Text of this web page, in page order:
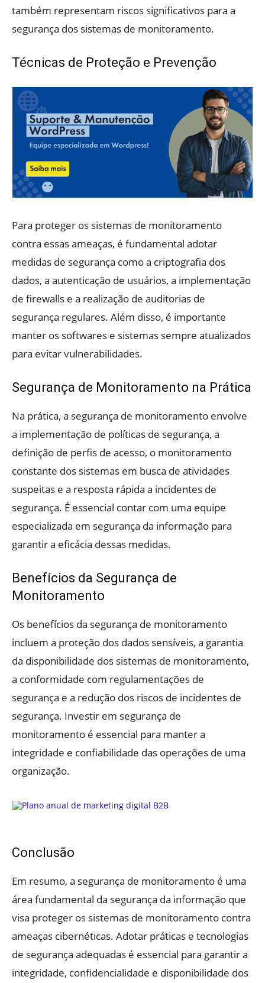
também representam riscos significativos para a
segurança dos sistemas de monitoramento.
Técnicas de Proteção e Prevenção
Para proteger os sistemas de monitoramento
contra essas ameaças, é fundamental adotar
medidas de segurança como a criptografia dos
dados, a autenticação de usuários, a implementação
de firewalls e a realização de auditorias de
segurança regulares. Além disso, é importante
manter os softwares e sistemas sempre atualizados
para evitar vulnerabilidades.
Segurança de Monitoramento na Prática
Na prática, a segurança de monitoramento envolve
a implementação de políticas de segurança, a
definição de perfis de acesso, o monitoramento
constante dos sistemas em busca de atividades
suspeitas e a resposta rápida a incidentes de
segurança. É essencial contar com uma equipe
especializada em segurança da informação para
garantir a eficácia dessas medidas.
Benefícios da Segurança de
Monitoramento
Os benefícios da segurança de monitoramento
incluem a proteção dos dados sensíveis, a garantia
da disponibilidade dos sistemas de monitoramento,
a conformidade com regulamentações de
segurança e a redução dos riscos de incidentes de
segurança. Investir em segurança de
monitoramento é essencial para manter a
integridade e confiabilidade das operações de uma
organização.
Conclusão
Em resumo, a segurança de monitoramento é uma
área fundamental da segurança da informação que
visa proteger os sistemas de monitoramento contra
ameaças cibernéticas. Adotar práticas e tecnologias
de segurança adequadas é essencial para garantir a
integridade, confidencialidade e disponibilidade dos